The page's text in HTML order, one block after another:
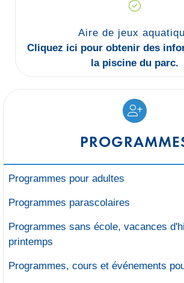
Aire de jeux
Cliquez ici pour obtenir des
la piscine du parc.
Programmes pour adultes
Programmes parascolaires
Programmes sans école, vacances
printemps
Programmes, cours et événements